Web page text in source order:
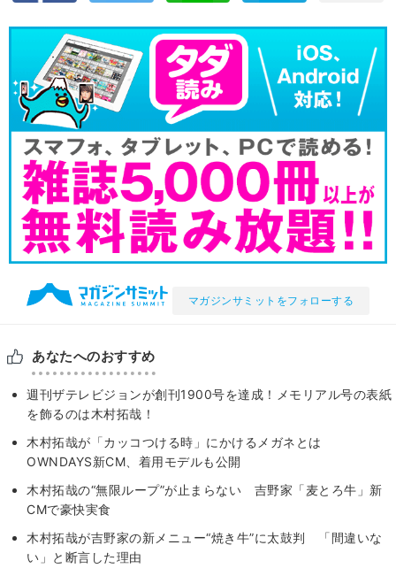
マガジンサミットをフォローする
あなたへのおすすめ
週刊ザテレビジョンが創刊1900号を達成！メモリアル号の表紙
を飾るのは木村拓哉！
木村拓哉が「カッコつける時」にかけるメガネとは
OWNDAYS新CM、着用モデルも公開
木村拓哉の“無限ループ”が止まらない 吉野家「麦とろ牛」新
CMで豪快実食
木村拓哉が吉野家の新メニュー“焼き牛”に太鼓判 「間違いな
い」と断言した理由